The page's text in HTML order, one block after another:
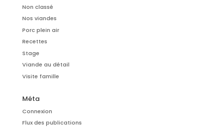
Non classé
Nos viandes
Porc plein air
Recettes
Stage
Viande au détail
Visite famille
Méta
Connexion
Flux des publications